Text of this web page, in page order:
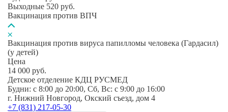
Выходные 520 руб.
Вакцинация против ВПЧ
Вакцинация против вируса папилломы человека (Гардасил)
(у детей)
Цена
14 000 руб.
Детское отделение КДЦ РУСМЕД
Будни: c 8:00 до 20:00, Сб, Вс: c 9:00 до 16:00
г. Нижний Новгород, Окский съезд, дом 4
+7 (831) 217-05-30